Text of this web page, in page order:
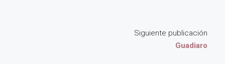
Siguiente publicación
Guadiaro